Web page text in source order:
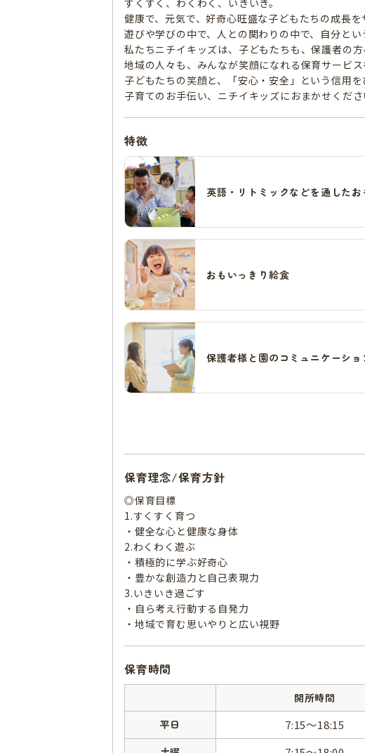
すくすく、わくわく、いきいき。
健康で、元気で、好奇心旺盛な子どもたちの成長
遊びや学びの中で、人との関わりの中で、自分とい
私たちニチイキッズは、子どもたちも、保護者の方
地域の人々も、みんなが笑顔になれる保育サービス
子どもたちの笑顔と、「安心・安全」という信用を
子育てのお手伝い、ニチイキッズにおまかせくださ
特徴
英語・リトミックなどを通した
おもいっきり給食
保護者様と園のコミュニケーショ
保育理念/保育方針
◎保育目標
1.すくすく育つ
・健全な心と健康な身体
2.わくわく遊ぶ
・積極的に学ぶ好奇心
・豊かな創造力と自己表現力
3.いきいき過ごす
・自ら考え行動する自発力
・地域で育む思いやりと広い視野
保育時間
開所時間
平日
7:15～18:15